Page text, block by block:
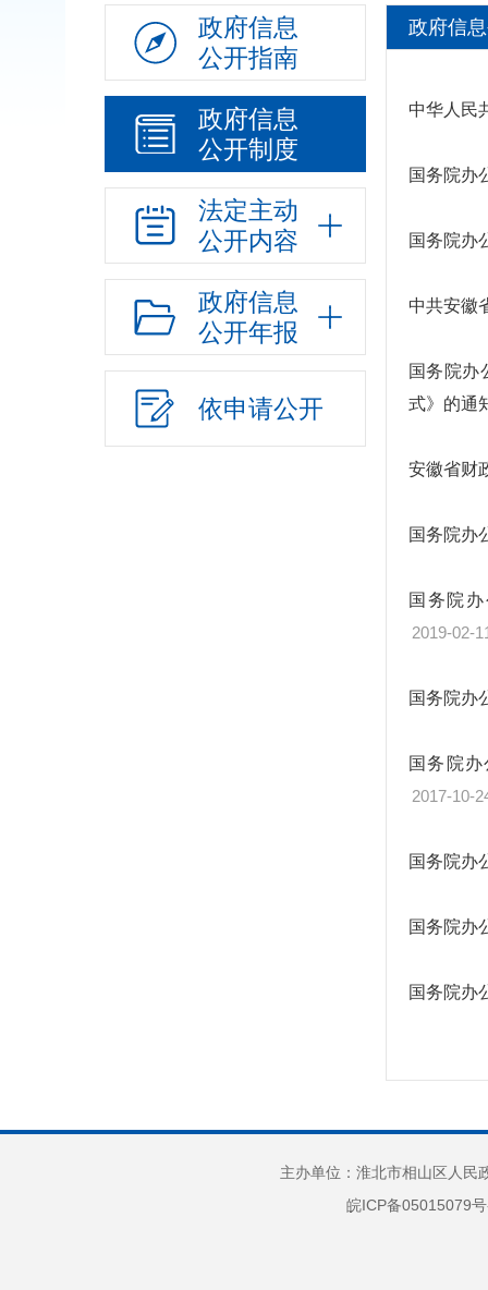
政府信息
公开指南
政府信息
公开制度
法定主动
公开内容
政府信息
公开年报
依申请公开
政府信
中华人民
国务院办
国务院办
中共安徽
国务院办
式》的通
安徽省财
国务院办
国务院
2019-02-
国务院办
国务院
2017-10-
国务院办
国务院办
国务院办
主办单位：淮北市相山区人
皖ICP备05015079